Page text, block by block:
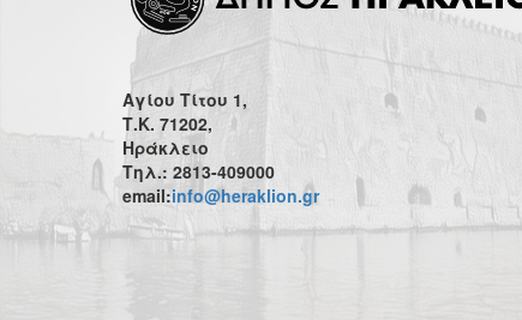
Αγίου Τίτου 1,
Τ.Κ. 71202,
Ηράκλειο
Τηλ.: 2813-409000
email:info@heraklion.gr